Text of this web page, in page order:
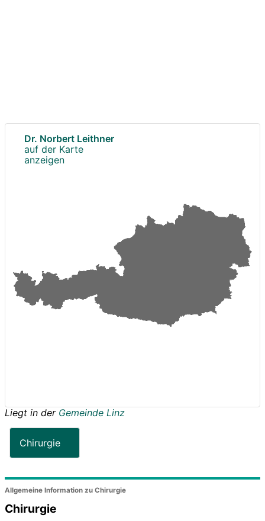
Dr. Norbert Leithner
auf der Karte
anzeigen
Liegt in der Gemeinde Linz
Chirurgie
Allgemeine Information zu Chirurgie
Chirurgie